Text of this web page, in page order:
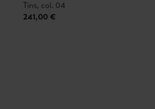
Tins, col. 04
241,00 €